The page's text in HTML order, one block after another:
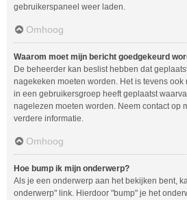
gebruikerspaneel weer laden.
Omhoog
Waarom moet mijn bericht goedgekeurd
De beheerder kan beslist hebben dat
nagekeken moeten worden. Het is tevens
in een gebruikersgroep heeft geplaatst
nagelezen moeten worden. Neem contact op
verdere informatie.
Omhoog
Hoe bump ik mijn onderwerp?
Als je een onderwerp aan het bekijken bent,
onderwerp" link. Hierdoor "bump" je het